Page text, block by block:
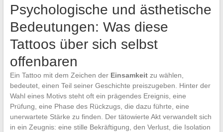
Psychologische und ästhetische
Bedeutungen: Was diese
Tattoos über sich selbst
offenbaren
Ein Tattoo mit dem Zeichen der Einsamkeitzu wählen,
bedeutet, einen Teil seiner Geschichte preiszugeben. Hinter der
Wahl eines Motivs steht oft ein prägendes Ereignis, eine
Prüfung, eine Phase des Rückzugs, die dazu führte, eine
unerwartete Stärke zu finden. Der tätowierte Akt verwandelt sich
in ein Zeugnis: eine stille Bekräftigung, den Verlust, die Isolation